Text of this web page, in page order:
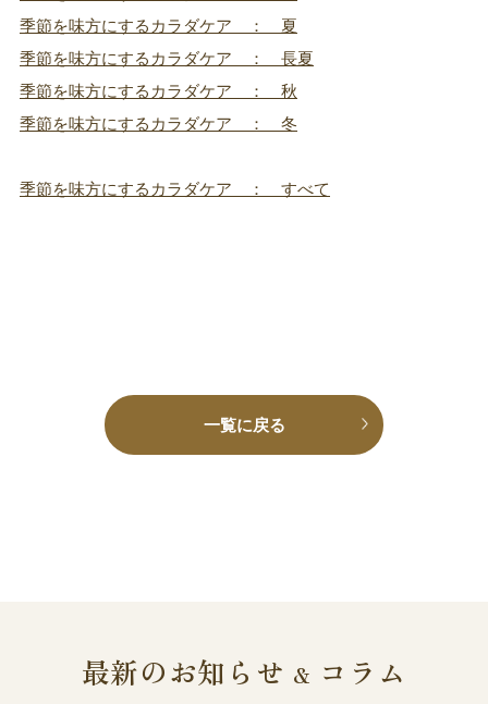
季節を味方にするカラダケア ： 夏
季節を味方にするカラダケア ： 長夏
季節を味方にするカラダケア ： 秋
季節を味方にするカラダケア ： 冬
季節を味方にするカラダケア ： すべて
一覧に戻る
最新のお知らせ & コラム